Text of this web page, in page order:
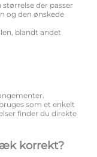
der passer
og den ønskede
blandt andet
som et enkelt
finder du direkte
korrekt?